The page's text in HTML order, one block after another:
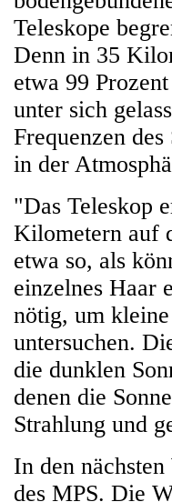
Teleskope
Denn in 35
etwa 99
unter sich
Frequenzen
in der
"Das Teleskop
Kilometern auf
etwa so, als
einzelnes Haar
nötig, um
untersuchen.
die dunklen
denen die
Strahlung und
In den
des MPS. Die